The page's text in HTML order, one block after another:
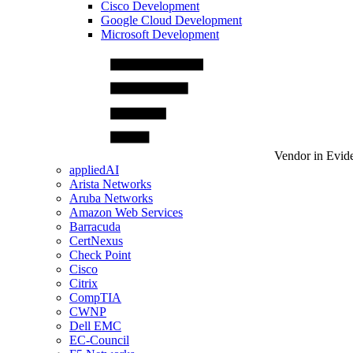
Cisco Development
Google Cloud Development
Microsoft Development
Vendor in
appliedAI
Arista Networks
Aruba Networks
Amazon Web Services
Barracuda
CertNexus
Check Point
Cisco
Citrix
CompTIA
CWNP
Dell EMC
EC-Council